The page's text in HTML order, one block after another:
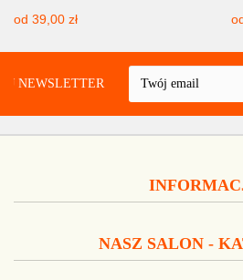
od 39,00 zł
NEWSLETTER
NASZ SALON -